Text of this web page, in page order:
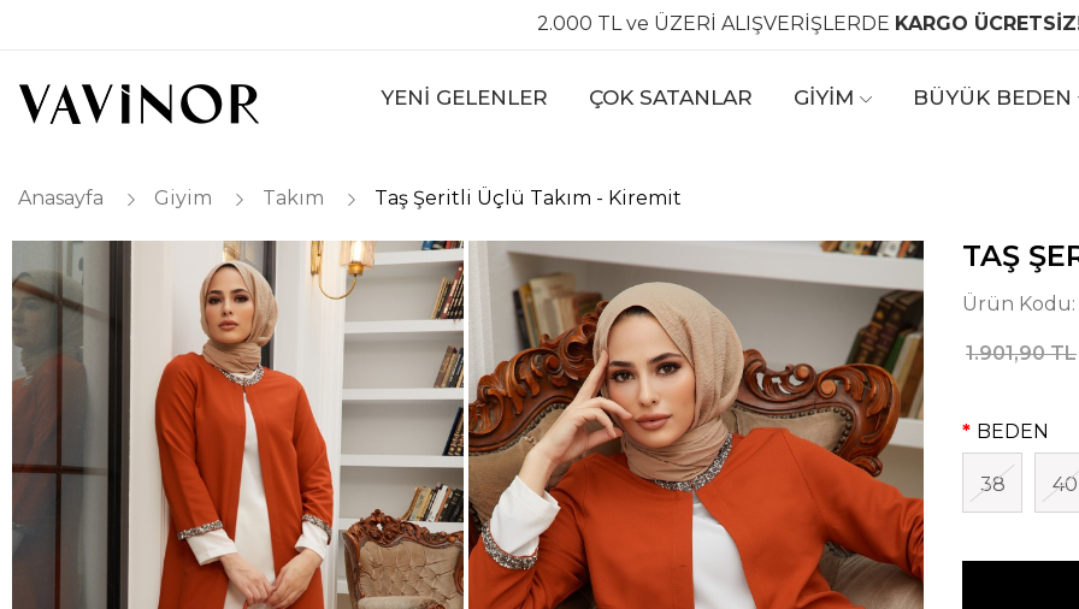
2.000 TL ve ÜZERİ ALIŞVERİŞLERDE KARGO
YENİ GELENLER ÇOK SATANLAR GİYİM BÜYÜK BEDEN
Anasayfa Giyim Takım Taş Şeritli Üçlü Takım - Kiremit
TAŞ
Ürün Kodu:
1.901,90 TL
BEDEN
38 40